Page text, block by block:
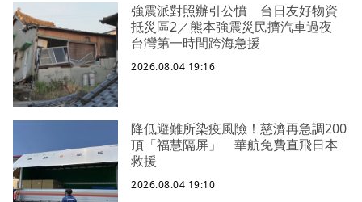
強震派對照辦引公憤 台日友好物資
抵災區2／熊本強震災民擠汽車過夜
台灣第一時間跨海急援
2026.08.04 19:16
降低避難所染疫風險！慈濟再急調200
頂「福慧隔屏」 華航免費直飛日本
救援
2026.08.04 19:10